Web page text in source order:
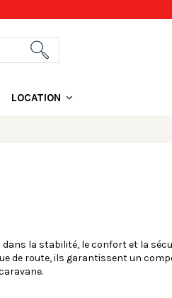
LOCATION
la stabilité, le confort et la
de route, ils garantissent un